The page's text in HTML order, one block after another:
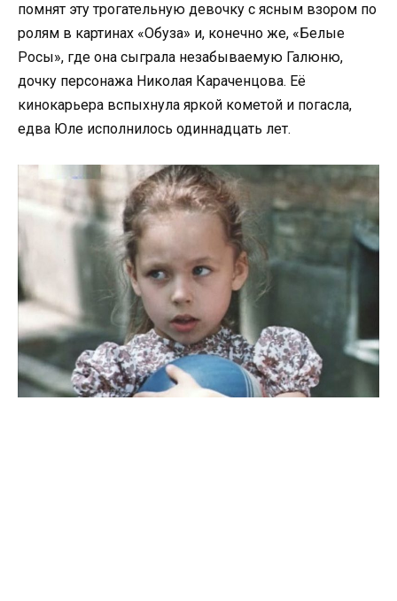
помнят эту трогательную девочку с ясным взором по
ролям в картинах «Обуза» и, конечно же, «Белые
Росы», где она сыграла незабываемую Галюню,
дочку персонажа Николая Караченцова. Её
кинокарьера вспыхнула яркой кометой и погасла,
едва Юле исполнилось одиннадцать лет.